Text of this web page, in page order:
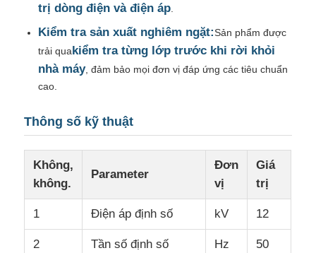
Thiết bị chuyển mạch vòng
Trạm biến áp kiểu hộp
Máy chuyển mạch bằng kim loại
Công tắc tải chân không
Máy ngắt mạch cao áp
trị dòng điện và điện áp
Kiểm tra sản xuất nghiêm ngặt:Sản phẩm được
trải quakiểm tra từng lớp trước khi rời khỏi
nhà máy, đảm bảo mọi đơn vị đáp ứng các tiêu chuẩn
cao.
Thông số kỹ thuật
Không,
không.
Parameter
Đơn
vị
Giá
trị
1 Điện áp định số kV 12
2 Tần số định số Hz 50